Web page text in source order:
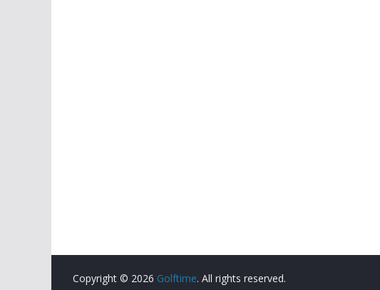
Copyright © 2026 Golftime. All rights reserved.